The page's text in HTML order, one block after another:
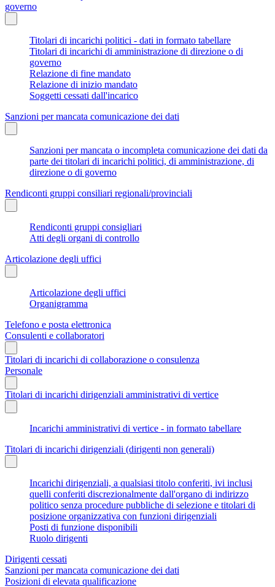
governo
Titolari di incarichi politici - dati in formato tabellare
Titolari di incarichi di amministrazione di direzione o di
governo
Relazione di fine mandato
Relazione di inizio mandato
Soggetti cessati dall'incarico
Sanzioni per mancata comunicazione dei dati
Sanzioni per mancata o incompleta comunicazione dei dati da
parte dei titolari di incarichi politici, di amministrazione, di
direzione o di governo
Rendiconti gruppi consiliari regionali/provinciali
Rendiconti gruppi consigliari
Atti degli organi di controllo
Articolazione degli uffici
Articolazione degli uffici
Organigramma
Telefono e posta elettronica
Consulenti e collaboratori
Titolari di incarichi di collaborazione o consulenza
Personale
Titolari di incarichi dirigenziali amministrativi di vertice
Incarichi amministrativi di vertice - in formato tabellare
Titolari di incarichi dirigenziali (dirigenti non generali)
Incarichi dirigenziali, a qualsiasi titolo conferiti, ivi inclusi
quelli conferiti discrezionalmente dall'organo di indirizzo
politico senza procedure pubbliche di selezione e titolari di
posizione organizzativa con funzioni dirigenziali
Posti di funzione disponibili
Ruolo dirigenti
Dirigenti cessati
Sanzioni per mancata comunicazione dei dati
Posizioni di elevata qualificazione